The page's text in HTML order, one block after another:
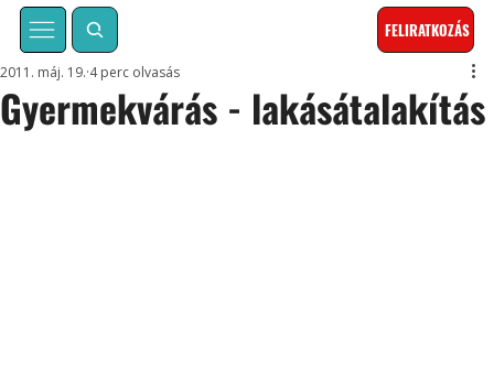
FELIRATKOZÁS
Gyermekvárás - lakásátalakítás
2011. máj. 19. 4 perc olvasás